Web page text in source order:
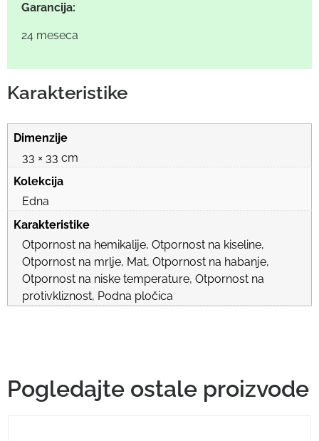
Garancija:
24 meseca
Karakteristike
Dimenzije
33 × 33 cm
Kolekcija
Edna
Karakteristike
Otpornost na hemikalije, Otpornost na kiseline,
Otpornost na mrlje, Mat, Otpornost na habanje,
Otpornost na niske temperature, Otpornost na
protivkliznost, Podna pločica
Pogledajte ostale proizvode